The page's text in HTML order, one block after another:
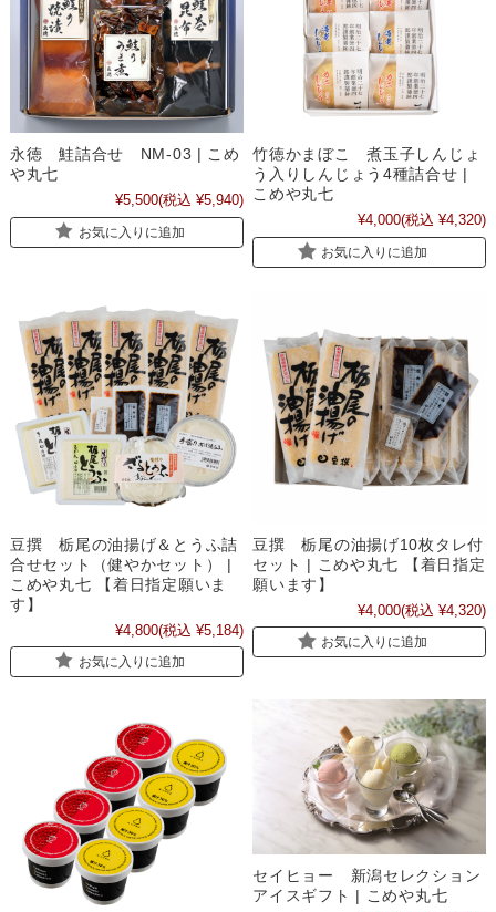
永徳 鮭詰合せ NM-03 | こめ
や丸七
¥5,500(税込 ¥5,940)
お気に入りに追加
竹徳かまぼこ 煮玉子しんじょ
う入りしんじょう4種詰合せ |
こめや丸七
¥4,000(税込 ¥4,320)
お気に入りに追加
豆撰 栃尾の油揚げ＆とうふ詰
合せセット（健やかセット） |
こめや丸七 【着日指定願いま
す】
¥4,800(税込 ¥5,184)
お気に入りに追加
豆撰 栃尾の油揚げ10枚タレ付
セット | こめや丸七 【着日指定
願います】
¥4,000(税込 ¥4,320)
お気に入りに追加
セイヒョー 新潟セレクション
アイスギフト | こめや丸七